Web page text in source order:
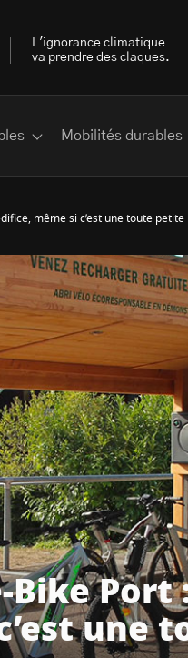
Port
une
même si c’est une toute
L'ignorance climatique
va prendre des claques.
Mobilités durables
Deklic
Volte-face influenceur.se